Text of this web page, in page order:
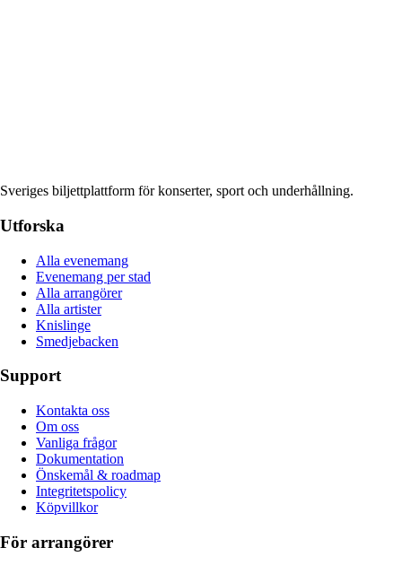
Sveriges biljettplattform för konserter, sport och underhållning.
Utforska
Alla evenemang
Evenemang per stad
Alla arrangörer
Alla artister
Knislinge
Smedjebacken
Support
Kontakta oss
Om oss
Vanliga frågor
Dokumentation
Önskemål & roadmap
Integritetspolicy
Köpvillkor
För arrangörer